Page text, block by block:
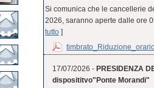
Si comunica che le cancellerie
2026, saranno aperte dalle ore
tutto]
17/07/2026 - PRESIDENZA
disposititvo"Ponte Morandi"